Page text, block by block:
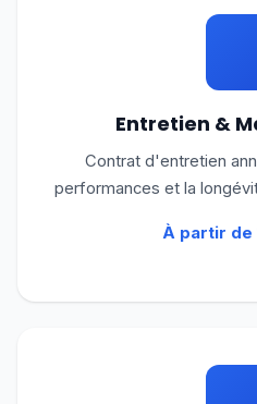
Entretien &
Contrat d'entretien
performances et la
À partir de